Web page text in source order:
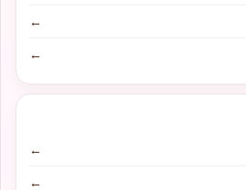
←
←
←
←